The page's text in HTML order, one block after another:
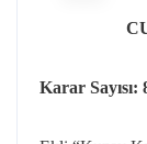
Karar Sayısı: